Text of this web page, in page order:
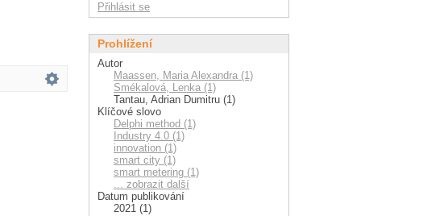
Přihlásit se
Prohlížení
Autor
Maassen, Maria Alexandra (1)
Smékalová, Lenka (1)
Tantau, Adrian Dumitru (1)
Klíčové slovo
Delphi method (1)
Industry 4.0 (1)
innovation (1)
smart city (1)
smart metering (1)
... zobrazit další
Datum publikování
2021 (1)